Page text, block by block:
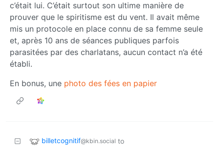
c’était lui. C’était surtout son ultime manière de
prouver que le spiritisme est du vent. Il avait même
mis un protocole en place connu de sa femme seule
et, après 10 ans de séances publiques parfois
parasitées par des charlatans, aucun contact n’a été
établi.
En bonus, une photo des fées en papier
billetcognitif@kbin.social to